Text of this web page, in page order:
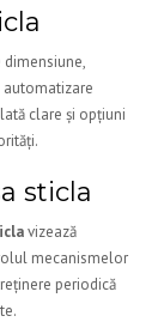
clare și opțiuni
sticla
vizează
mecanismelor
periodică